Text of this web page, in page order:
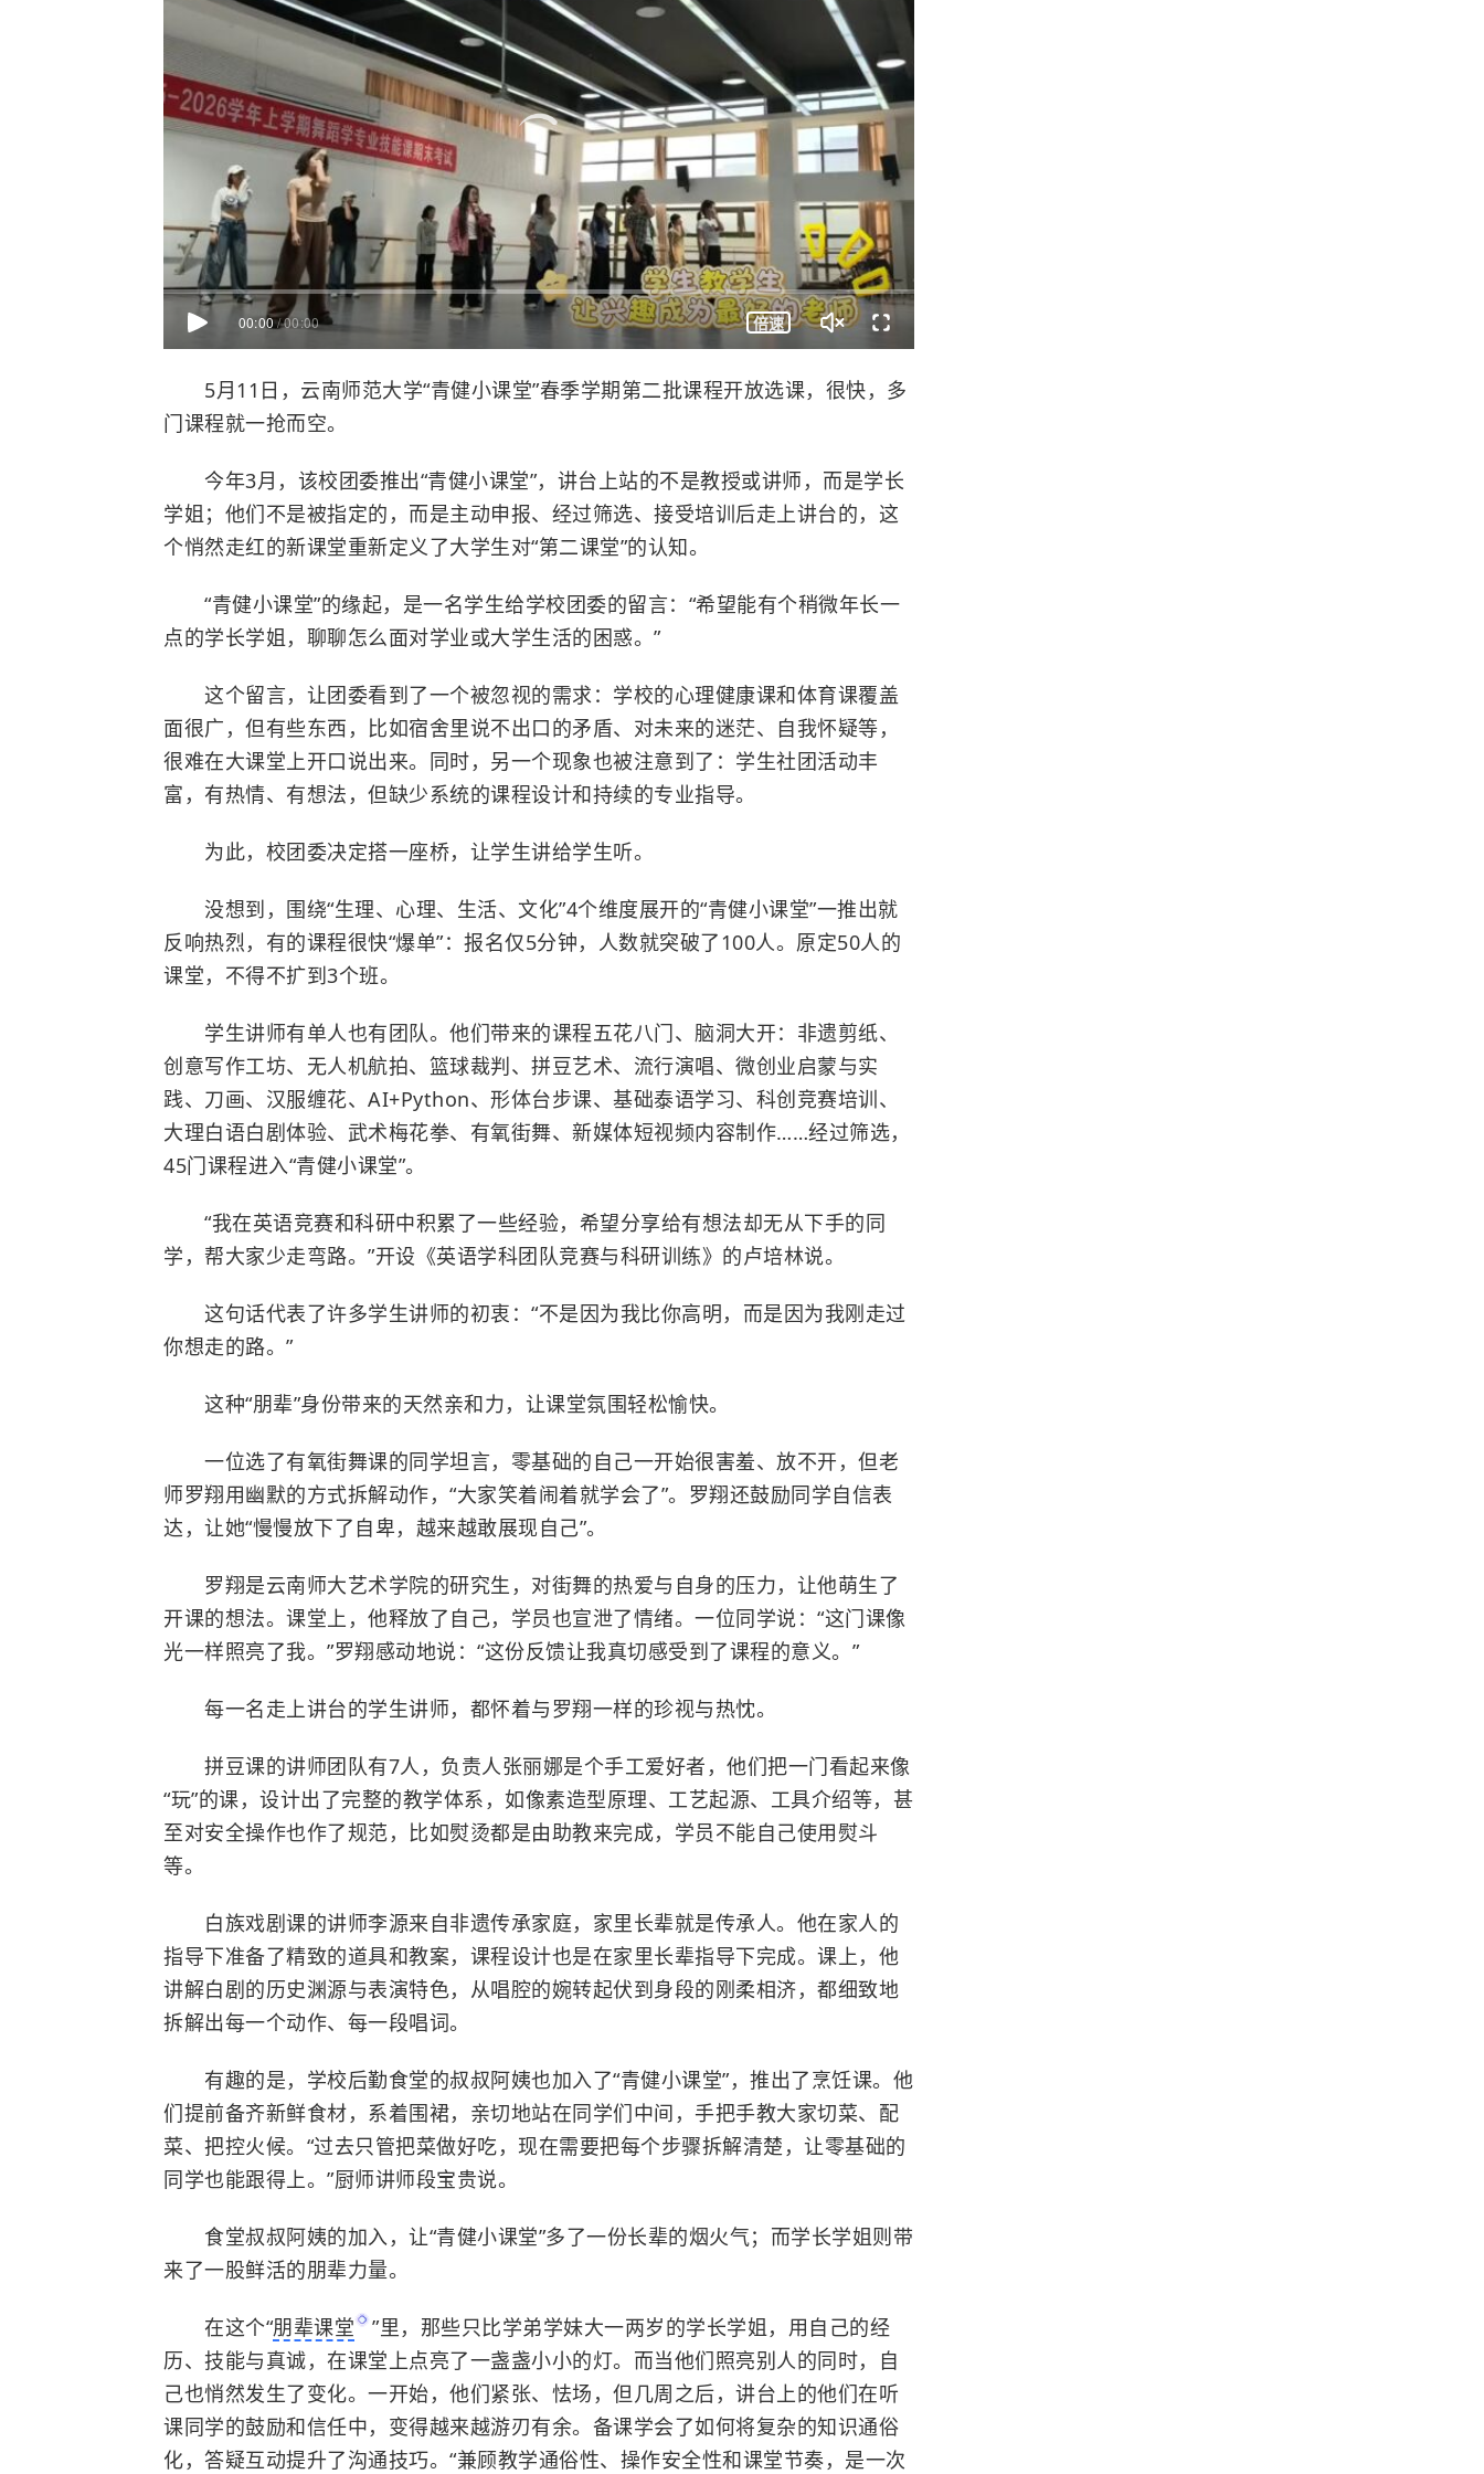
00:00/00:00 倍速
5月11日，云南师范大学“青健小课堂”春季学期第二批课程开放选课，很快，多
门课程就一抢而空。
今年3月，该校团委推出“青健小课堂”，讲台上站的不是教授或讲师，而是学长
学姐；他们不是被指定的，而是主动申报、经过筛选、接受培训后走上讲台的，这
个悄然走红的新课堂重新定义了大学生对“第二课堂”的认知。
“青健小课堂”的缘起，是一名学生给学校团委的留言：“希望能有个稍微年长一
点的学长学姐，聊聊怎么面对学业或大学生活的困惑。”
这个留言，让团委看到了一个被忽视的需求：学校的心理健康课和体育课覆盖
面很广，但有些东西，比如宿舍里说不出口的矛盾、对未来的迷茫、自我怀疑等，
很难在大课堂上开口说出来。同时，另一个现象也被注意到了：学生社团活动丰
富，有热情、有想法，但缺少系统的课程设计和持续的专业指导。
为此，校团委决定搭一座桥，让学生讲给学生听。
没想到，围绕“生理、心理、生活、文化”4个维度展开的“青健小课堂”一推出就
反响热烈，有的课程很快“爆单”：报名仅5分钟，人数就突破了100人。原定50人的
课堂，不得不扩到3个班。
学生讲师有单人也有团队。他们带来的课程五花八门、脑洞大开：非遗剪纸、
创意写作工坊、无人机航拍、篮球裁判、拼豆艺术、流行演唱、微创业启蒙与实
践、刀画、汉服缠花、AI+Python、形体台步课、基础泰语学习、科创竞赛培训、
大理白语白剧体验、武术梅花拳、有氧街舞、新媒体短视频内容制作……经过筛选，
45门课程进入“青健小课堂”。
“我在英语竞赛和科研中积累了一些经验，希望分享给有想法却无从下手的同
学，帮大家少走弯路。”开设《英语学科团队竞赛与科研训练》的卢培林说。
这句话代表了许多学生讲师的初衷：“不是因为我比你高明，而是因为我刚走过
你想走的路。”
这种“朋辈”身份带来的天然亲和力，让课堂氛围轻松愉快。
一位选了有氧街舞课的同学坦言，零基础的自己一开始很害羞、放不开，但老
师罗翔用幽默的方式拆解动作，“大家笑着闹着就学会了”。罗翔还鼓励同学自信表
达，让她“慢慢放下了自卑，越来越敢展现自己”。
罗翔是云南师大艺术学院的研究生，对街舞的热爱与自身的压力，让他萌生了
开课的想法。课堂上，他释放了自己，学员也宣泄了情绪。一位同学说：“这门课像
光一样照亮了我。”罗翔感动地说：“这份反馈让我真切感受到了课程的意义。”
每一名走上讲台的学生讲师，都怀着与罗翔一样的珍视与热忱。
拼豆课的讲师团队有7人，负责人张丽娜是个手工爱好者，他们把一门看起来像
“玩”的课，设计出了完整的教学体系，如像素造型原理、工艺起源、工具介绍等，甚
至对安全操作也作了规范，比如熨烫都是由助教来完成，学员不能自己使用熨斗
等。
白族戏剧课的讲师李源来自非遗传承家庭，家里长辈就是传承人。他在家人的
指导下准备了精致的道具和教案，课程设计也是在家里长辈指导下完成。课上，他
讲解白剧的历史渊源与表演特色，从唱腔的婉转起伏到身段的刚柔相济，都细致地
拆解出每一个动作、每一段唱词。
有趣的是，学校后勤食堂的叔叔阿姨也加入了“青健小课堂”，推出了烹饪课。他
们提前备齐新鲜食材，系着围裙，亲切地站在同学们中间，手把手教大家切菜、配
菜、把控火候。“过去只管把菜做好吃，现在需要把每个步骤拆解清楚，让零基础的
同学也能跟得上。”厨师讲师段宝贵说。
食堂叔叔阿姨的加入，让“青健小课堂”多了一份长辈的烟火气；而学长学姐则带
来了一股鲜活的朋辈力量。
在这个“朋辈课堂
”里，那些只比学弟学妹大一两岁的学长学姐，用自己的经
历、技能与真诚，在课堂上点亮了一盏盏小小的灯。而当他们照亮别人的同时，自
己也悄然发生了变化。一开始，他们紧张、怯场，但几周之后，讲台上的他们在听
课同学的鼓励和信任中，变得越来越游刃有余。备课学会了如何将复杂的知识通俗
化，答疑互动提升了沟通技巧。“兼顾教学通俗性、操作安全性和课堂节奏，是一次